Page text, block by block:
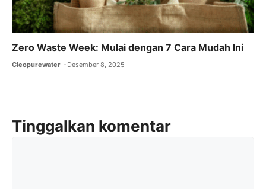
Zero Waste Week: Mulai dengan 7 Cara Mudah Ini
Cleopurewater Desember 8, 2025
Tinggalkan komentar